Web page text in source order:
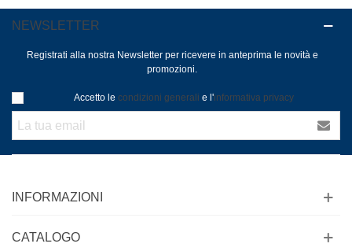
NEWSLETTER
Registrati alla nostra Newsletter per ricevere in anteprima le novità e
promozioni.
Accetto le condizioni generali e l'informativa privacy
INFORMAZIONI
CATALOGO